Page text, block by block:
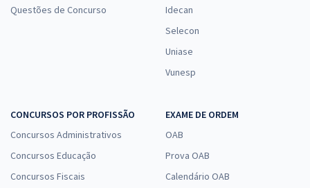
Questões de Concurso
Idecan
Selecon
Uniase
Vunesp
CONCURSOS POR PROFISSÃO
Concursos Administrativos
Concursos Educação
Concursos Fiscais
EXAME DE ORDEM
OAB
Prova OAB
Calendário OAB